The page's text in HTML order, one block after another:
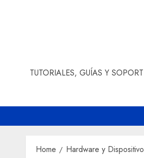
TUTORIALES, GUÍAS Y
Home Hardware y